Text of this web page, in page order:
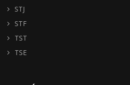
STJ
STF
TST
TSE